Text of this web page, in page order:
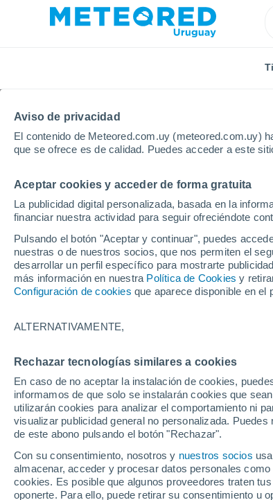
Aviso de privacidad
El contenido de Meteored.com.uy (meteored.com.uy)
que se ofrece es de calidad. Puedes acceder a este
Aceptar cookies y acceder de forma gratuita
La publicidad digital personalizada, basada en la
financiar nuestra actividad para seguir ofreciéndote
Pulsando el botón "Aceptar y continuar", puedes
nuestras o de nuestros socios, que nos permiten el
desarrollar un perfil específico para mostrarte
más información en nuestra Política de Cookies y
Configuración de cookies que aparece disponible en el
ALTERNATIVAMENTE,
Rechazar tecnologías similares a cookies
En caso de no aceptar la instalación de cookies,
informamos de que solo se instalarán cookies que
utilizarán cookies para analizar el comportamiento ni
visualizar publicidad general no personalizada.
de este abono pulsando el botón "Rechazar".
Con su consentimiento, nosotros y nuestros socios
almacenar, acceder y procesar datos personales
cookies. Es posible que algunos proveedores traten
oponerte. Para ello, puede retirar su consentimiento u
Inicio México Estado de Baja California
Tiempo en el
Hoy, 6 agosto Todo el día
34°